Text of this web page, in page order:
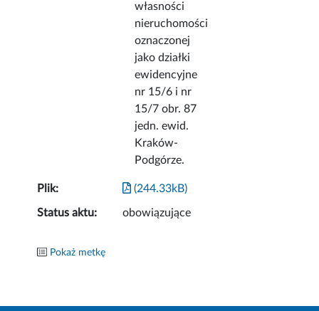
własności
nieruchomości
oznaczonej
jako działki
ewidencyjne
nr 15/6 i nr
15/7 obr. 87
jedn. ewid.
Kraków-
Podgórze.
Plik: (244.33kB)
Status aktu: obowiązujące
Pokaż metkę